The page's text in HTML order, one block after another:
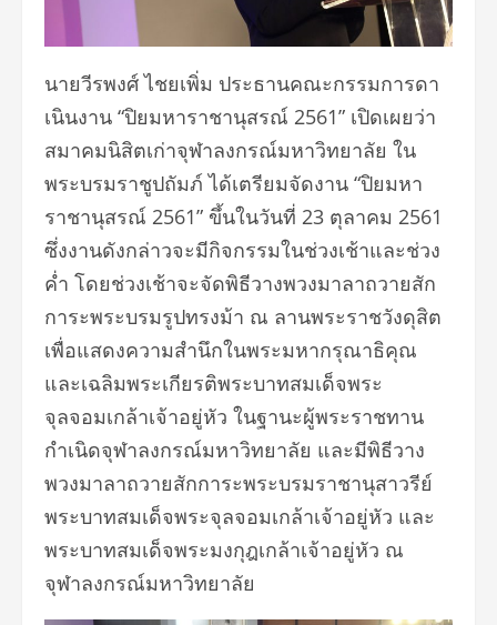
นายวีรพงศ์ ไชยเพิ่ม ประธานคณะกรรมการดา
เนินงาน “ปิยมหาราชานุสรณ์ 2561” เปิดเผยว่า
สมาคมนิสิตเก่าจุฬาลงกรณ์มหาวิทยาลัย ใน
พระบรมราชูปถัมภ์ ได้เตรียมจัดงาน “ปิยมหา
ราชานุสรณ์ 2561” ขึ้นในวันที่ 23 ตุลาคม 2561
ซึ่งงานดังกล่าวจะมีกิจกรรมในช่วงเช้าและช่วง
ค่ำ โดยช่วงเช้าจะจัดพิธีวางพวงมาลาถวายสัก
การะพระบรมรูปทรงม้า ณ ลานพระราชวังดุสิต
เพื่อแสดงความสำนึกในพระมหากรุณาธิคุณ
และเฉลิมพระเกียรติพระบาทสมเด็จพระ
จุลจอมเกล้าเจ้าอยู่หัว ในฐานะผู้พระราชทาน
กำเนิดจุฬาลงกรณ์มหาวิทยาลัย และมีพิธีวาง
พวงมาลาถวายสักการะพระบรมราชานุสาวรีย์
พระบาทสมเด็จพระจุลจอมเกล้าเจ้าอยู่หัว และ
พระบาทสมเด็จพระมงกุฎเกล้าเจ้าอยู่หัว ณ
จุฬาลงกรณ์มหาวิทยาลัย